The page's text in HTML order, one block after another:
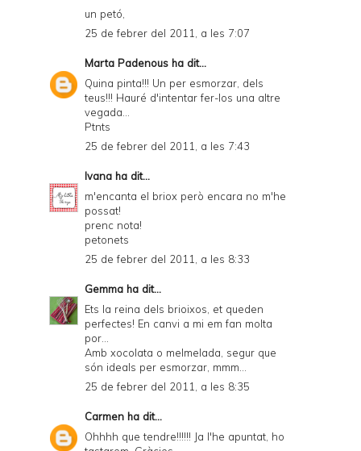
un petó,
25 de febrer del 2011, a les 7:07
Marta Padenous ha dit...
Quina pinta!!! Un per esmorzar, dels
teus!!! Hauré d'intentar fer-los una altre
vegada...
Ptnts
25 de febrer del 2011, a les 7:43
Ivana ha dit...
m'encanta el briox però encara no m'he
possat!
prenc nota!
petonets
25 de febrer del 2011, a les 8:33
Gemma ha dit...
Ets la reina dels brioixos, et queden
perfectes! En canvi a mi em fan molta
por...
Amb xocolata o melmelada, segur que
són ideals per esmorzar, mmm...
25 de febrer del 2011, a les 8:35
Carmen ha dit...
Ohhhh que tendre!!!!!! Ja l'he apuntat, ho